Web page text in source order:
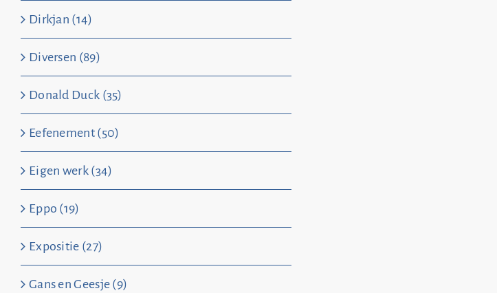
Dirkjan (14)
Diversen (89)
Donald Duck (35)
Eefenement (50)
Eigen werk (34)
Eppo (19)
Expositie (27)
Gans en Geesje (9)